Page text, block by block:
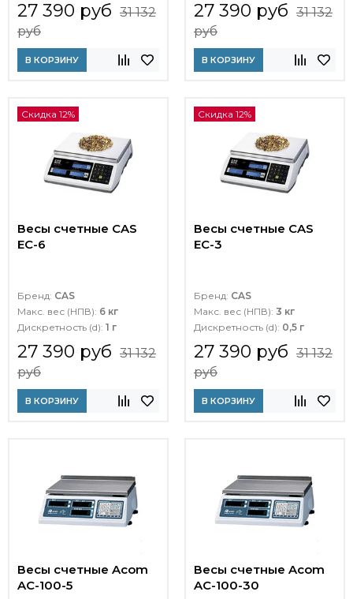
27 390 руб 31 132
руб
В КОРЗИНУ
27 390 руб 31 132
руб
В КОРЗИНУ
Скидка 12%
Весы счетные CAS
EC-6
Бренд: CAS
Макс. вес (НПВ): 6 кг
Дискретность (d): 1 г
27 390 руб 31 132
руб
В КОРЗИНУ
Скидка 12%
Весы счетные CAS
EC-3
Бренд: CAS
Макс. вес (НПВ): 3 кг
Дискретность (d): 0,5 г
27 390 руб 31 132
руб
В КОРЗИНУ
Весы счетные Acom
AC-100-5
Весы счетные Acom
AC-100-30